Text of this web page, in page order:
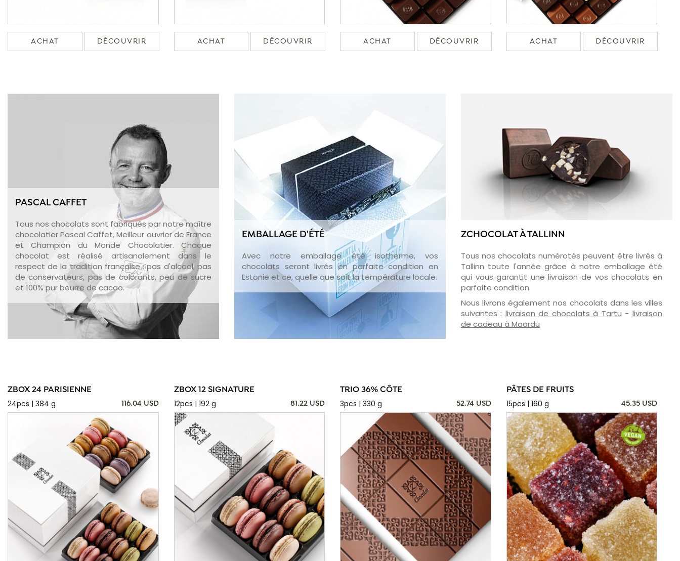
ACHAT DÉCOUVRIR ACHAT DÉCOUVRIR ACHAT DÉCOUVRIR ACHAT DÉCOUVRIR
PASCAL CAFFET
Tous nos chocolats sont fabriqués par notre maître
chocolatier Pascal Caffet, Meilleur ouvrier de France
et Champion du Monde Chocolatier. Chaque
chocolat est réalisé artisanalement dans le
respect de la tradition française : pas d'alcool, pas
de conservateurs, pas de colorants, peu de sucre
et 100% pur beurre de cacao.
EMBALLAGE D'ÉTÉ
Avec notre emballage été isotherme, vos
chocolats seront livrés en parfaite condition en
Estonie et ce, quelle que soit la température locale.
ZCHOCOLAT À TALLINN
Tous nos chocolats numérotés peuvent être livrés à
Tallinn toute l'année grâce à notre emballage été
qui vous garantit une livraison de vos chocolats en
parfaite condition.
Nous livrons également nos chocolats dans les villes
suivantes : livraison de chocolats à Tartu - livraison
de cadeau à Maardu
ZBOX 24 PARISIENNE
24pcs | 384 g
116.04 USD
ZBOX 12 SIGNATURE
12pcs | 192 g
81.22 USD
TRIO 36% CÔTE
3pcs | 330 g
52.74 USD
PÂTES DE FRUITS
15pcs | 160 g
45.35 USD